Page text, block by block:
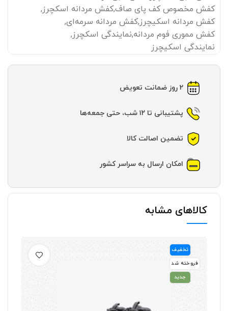
کفش مخصوص کف پای صاف,کفش مردانه اسکچرز,
کفش مردانه اسکیچرز,کفش مردانه سرمه‌ای,
کفش مموری فوم مردانه,نمایندگی اسکچرز,
نمایندگی اسکیچرز
2 روز ضمانت تعویض
پشتیبانی تا ۱۲ شب، حتی جمعه‌ها
تضمین اصالت کالا
امکان ارسال به سراسر کشور
کالاهای مشابه
تخفیف
فروخته شد
جدید